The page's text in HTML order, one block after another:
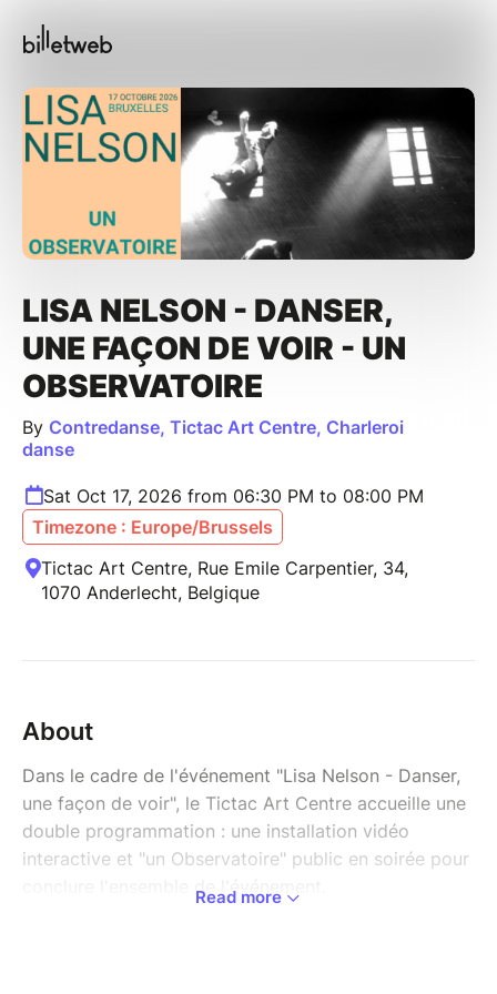
LISA NELSON - DANSER,
UNE FAÇON DE VOIR - UN
OBSERVATOIRE
By Contredanse, Tictac Art Centre, Charleroi
danse
Sat Oct 17, 2026 from 06:30 PM to 08:00 PM
Timezone : Europe/Brussels
Tictac Art Centre, Rue Emile Carpentier, 34,
1070 Anderlecht, Belgique
About
Dans le cadre de l'événement "Lisa Nelson - Danser,
une façon de voir", le Tictac Art Centre accueille une
double programmation : une installation vidéo
interactive et "un Observatoire" public en soirée pour
conclure l'ensemble de l'événement.
Read more